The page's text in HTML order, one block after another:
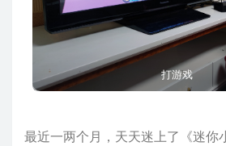
打游戏
最近一两个月，天天迷上了《迷你